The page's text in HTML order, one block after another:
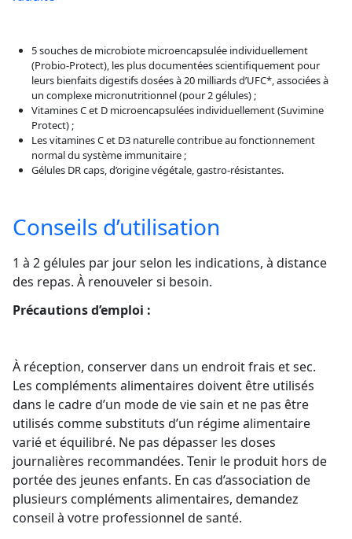
5 souches de microbiote microencapsulée individuellement
(Probio-Protect), les plus documentées scientifiquement pour
leurs bienfaits digestifs dosées à 20 milliards d’UFC*, associées à
un complexe micronutritionnel (pour 2 gélules) ;
Vitamines C et D microencapsulées individuellement (Suvimine
Protect) ;
Les vitamines C et D3 naturelle contribue au fonctionnement
normal du système immunitaire ;
Gélules DR caps, d’origine végétale, gastro-résistantes.
Conseils d’utilisation
1 à 2 gélules par jour selon les indications, à distance
des repas. À renouveler si besoin.
Précautions d’emploi :
À réception, conserver dans un endroit frais et sec.
Les compléments alimentaires doivent être utilisés
dans le cadre d’un mode de vie sain et ne pas être
utilisés comme substituts d’un régime alimentaire
varié et équilibré. Ne pas dépasser les doses
journalières recommandées. Tenir le produit hors de
portée des jeunes enfants. En cas d’association de
plusieurs compléments alimentaires, demandez
conseil à votre professionnel de santé.